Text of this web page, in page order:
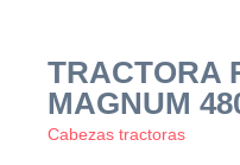
TRACTORA
MAGNUM
Cabezas tractoras